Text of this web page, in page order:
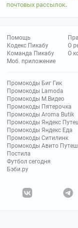
почтовых рассылок.
Помощь
Кодекс Пикабу
Команда Пикабу
Моб. приложение
О
О
Промокоды Биг Гик
Промокоды Lamoda
Промокоды М.Видео
Промокоды Пятерочка
Промокоды Aroma Butik
Промокоды Яндекс
Промокоды Яндекс Еда
Промокоды Ситилинк
Промокоды Авито
Постила
Футбол сегодня
Бэби.ру